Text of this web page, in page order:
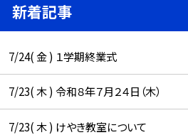
新着記事
7/24( 金 ) １学期終業式
7/23( 木 ) 令和８年７月２４日（木）
7/23( 木 ) けやき教室について